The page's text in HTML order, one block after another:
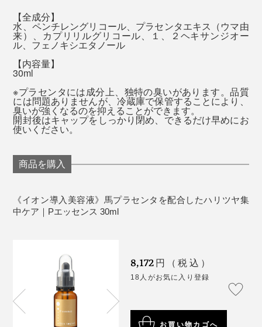
洗顔後、化粧水で肌を整えた後、顔全体になじませま
す。
【全成分】
水、ペンチレングリコール、プラセンタエキス（ウマ由
来）、カプリリルグリコール、１、２ヘキサンジオー
ル、フェノキシエタノール
【内容量】
30ml
※プラセンタには成分上、独特の臭いがあります。品質
には問題ありませんが、冷蔵庫で保管することにより、
臭いが強くなるのを抑えることができます。
開封後はキャップをしっかり閉め、できるだけ早めにお
使いください。
商品を購入
《イオン導入美容液》馬プラセンタを配合したハリツヤ集
中ケア｜Pエッセンス 30ml
8,172 円（税込）
18人がお気に入り登録
お買い物カゴへ